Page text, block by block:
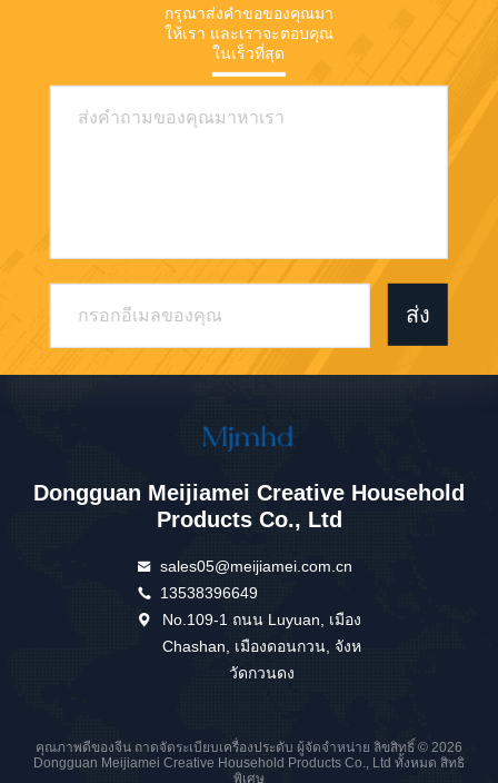
กรุณาส่งคําขอของคุณมา
ให้เรา และเราจะตอบคุณ
ในเร็วที่สุด
ส่ง
Dongguan Meijiamei Creative Household
Products Co., Ltd
sales05@meijiamei.com.cn
13538396649
No.109-1 ถนน Luyuan, เมือง
Chashan, เมืองดอนกวน, จังห
วัดกวนดง
คุณภาพดีของจีน ถาดจัดระเบียบเครื่องประดับ ผู้จัดจำหน่าย ลิขสิทธิ์ © 2026
Dongguan Meijiamei Creative Household Products Co., Ltd ทั้งหมด สิทธิ
พิเศษ